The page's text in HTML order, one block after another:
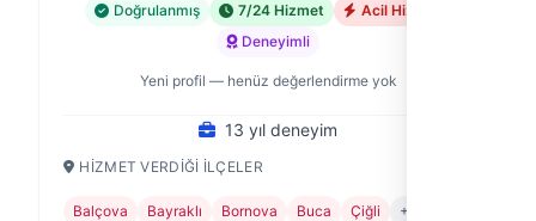
Doğrulanmış 7/24 Hizmet
Acil Hizmet
Deneyimli
Yeni profil — henüz değerlendirme yok
13 yıl deneyim
HIZMET VERDIĞI İLÇELER
Balçova Bayraklı Bornova Buca Çiğli +7